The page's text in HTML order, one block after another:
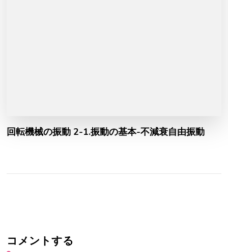
回転機械の振動 2-1.振動の基本-不減衰自由振動
コメントする